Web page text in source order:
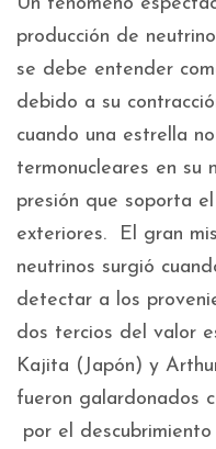
producción de
se debe entender
debido a su
cuando una estrella
termonucleares en su
presión que soporta
exteriores. El gran
neutrinos surgió
detectar a los
dos tercios del valor
Kajita (Japón) y
fueron galardonados
por el